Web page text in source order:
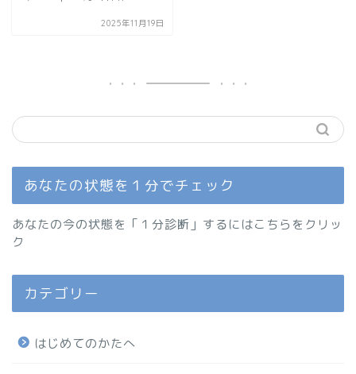
2025年11月19日
あなたの状態を１分でチェック
あなたの今の状態を「１分診断」するにはこちらをクリッ
ク
カテゴリー
はじめてのかたへ